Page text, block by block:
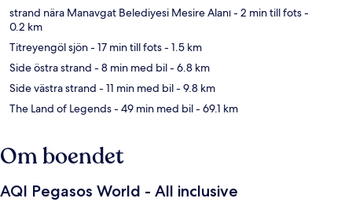
strand nära Manavgat Belediyesi Mesire Alanı- 2 min till fots-
0.2 km
Titreyengöl sjön- 17 min till fots- 1.5 km
Side östra strand - 8 min med bil- 6.8 km
Side västra strand - 11 min med bil- 9.8 km
The Land of Legends- 49 min med bil- 69.1 km
Om boendet
AQI Pegasos World - All inclusive